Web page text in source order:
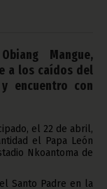
Mangue,
a los caídos del
encuentro con
el 22 de abril,
el Papa León
Nkoantoma de
Santo Padre en la